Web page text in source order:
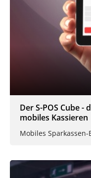
Der S-POS Cube
mobiles Kassieren
Mobiles